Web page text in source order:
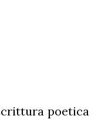
poetica